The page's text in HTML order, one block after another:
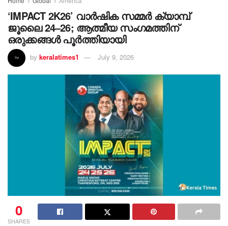
‘IMPACT 2K26’ വാർഷിക സമ്മർ ക്യാമ്പ്
ജൂലൈ 24–26; ആത്മീയ സംഗമത്തിന്
ഒരുക്കങ്ങൾ പൂർത്തിയായി
by keralatimes1 July 9, 2026
0
SHARES